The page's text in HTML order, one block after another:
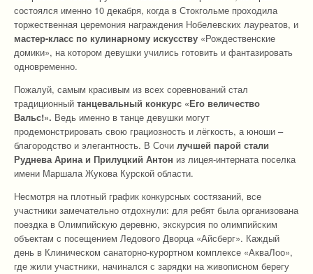
состоялся именно 10 декабря, когда в Стокгольме проходила
торжественная церемония награждения Нобелевских лауреатов, и
мастер-класс по кулинарному искусству «Рождественские
домики», на котором девушки учились готовить и фантазировать
одновременно.
Пожалуй, самым красивым из всех соревнований стал
традиционный танцевальный конкурс «Его величество
Вальс!». Ведь именно в танце девушки могут
продемонстрировать свою грациозность и лёгкость, а юноши –
благородство и элегантность. В Сочи лучшей парой стали
Руднева Арина и Прилуцкий Антон из лицея-интерната поселка
имени Маршала Жукова Курской области.
Несмотря на плотный график конкурсных состязаний, все
участники замечательно отдохнули: для ребят была организована
поездка в Олимпийскую деревню, экскурсия по олимпийским
объектам с посещением Ледового Дворца «Айсберг». Каждый
день в Клиническом санаторно-курортном комплексе «АкваЛоо»,
где жили участники, начинался с зарядки на живописном берегу